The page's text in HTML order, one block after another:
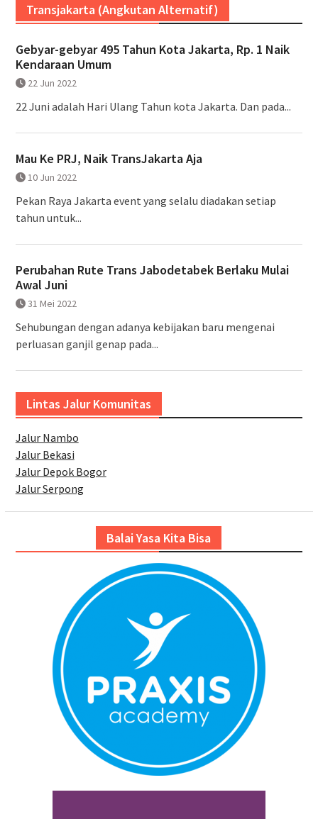
Transjakarta (Angkutan Alternatif)
Gebyar-gebyar 495 Tahun Kota Jakarta, Rp. 1 Naik
Kendaraan Umum
22 Jun 2022
22 Juni adalah Hari Ulang Tahun kota Jakarta. Dan pada...
Mau Ke PRJ, Naik TransJakarta Aja
10 Jun 2022
Pekan Raya Jakarta event yang selalu diadakan setiap
tahun untuk...
Perubahan Rute Trans Jabodetabek Berlaku Mulai
Awal Juni
31 Mei 2022
Sehubungan dengan adanya kebijakan baru mengenai
perluasan ganjil genap pada...
Lintas Jalur Komunitas
Jalur Nambo
Jalur Bekasi
Jalur Depok Bogor
Jalur Serpong
Balai Yasa Kita Bisa